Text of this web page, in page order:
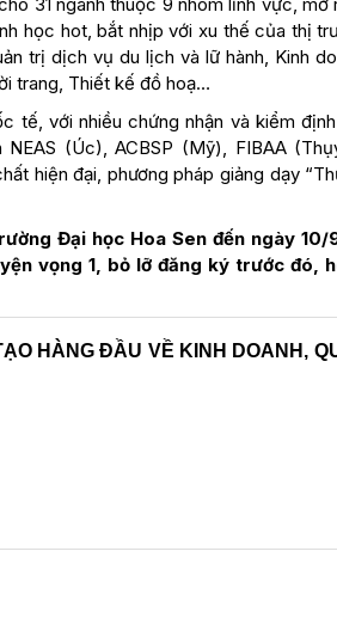
học hot, bắt nhịp với xu thế của thị
trị dịch vụ du lịch và lữ hành, Kinh
trang, Thiết kế đồ hoạ…
tế, với nhiều chứng nhận và kiểm
(Úc), ACBSP (Mỹ), FIBAA
hiện đại, phương pháp giảng dạy
Đại học Hoa Sen đến ngày
vọng 1, bỏ lỡ đăng ký trước đó,
HÀNG ĐẦU VỀ KINH DOANH,